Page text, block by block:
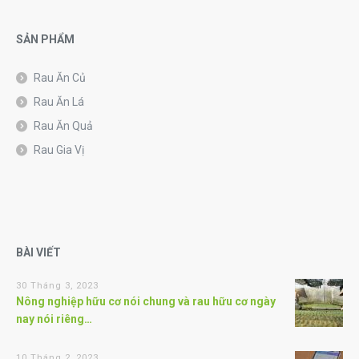
SẢN PHẨM
Rau Ăn Củ
Rau Ăn Lá
Rau Ăn Quả
Rau Gia Vị
BÀI VIẾT
30 Tháng 3, 2023
Nông nghiệp hữu cơ nói chung và rau hữu cơ ngày
nay nói riêng…